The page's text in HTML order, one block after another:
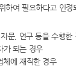
하여 필요하다고 인정
문, 연구 등을 수행한
가 되는 경우
체에 재직한 경우